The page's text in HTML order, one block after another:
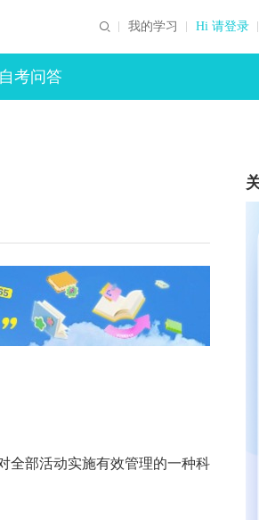
我的学习 Hi 请登录
自考问答
部活动实施有效管理的一种科